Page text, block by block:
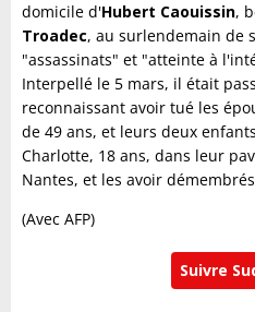
domicile d'Hubert Caouissin,
Troadec, au surlendemain de
"assassinats" et "atteinte à
Interpellé le 5 mars, il était
reconnaissant avoir tué les
de 49 ans, et leurs deux
Charlotte, 18 ans, dans leur
Nantes, et les avoir
(Avec AFP)
Suivre